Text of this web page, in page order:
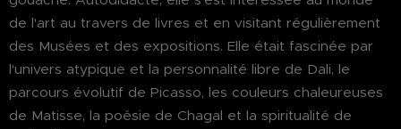
de l'art au travers de livres et en visitant régulièrement
des Musées et des expositions. Elle était fascinée par
l'univers atypique et la personnalité libre de Dali, le
parcours évolutif de Picasso, les couleurs chaleureuses
de Matisse, la poésie de Chagal et la spiritualité de